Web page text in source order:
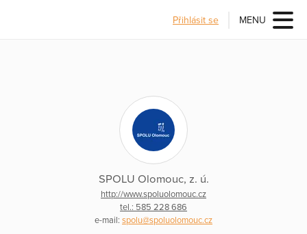
Přihlásit se MENU
SPOLU Olomouc, z. ú.
http://www.spoluolomouc.cz
tel.: 585 228 686
e-mail: spolu@spoluolomouc.cz